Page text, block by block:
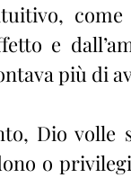
e
più di
Dio volle
o